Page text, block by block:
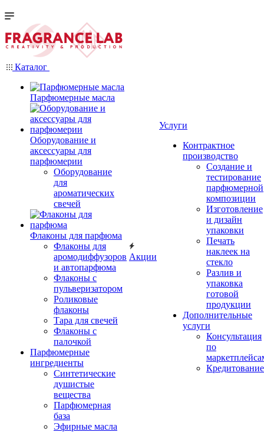
Каталог
Парфюмерные масла
Оборудование и
аксессуары для
парфюмерии
Оборудование
для
ароматических
свечей
Флаконы для парфюма
Флаконы для
аромодиффузоров
и автопарфюма
Флаконы с
пульверизатором
Роликовые
флаконы
Тара для свечей
Флаконы с
палочкой
Парфюмерные
ингредиенты
Синтетические
душистые
вещества
Парфюмерная
база
Эфирные масла
Акции
Услуги
Контрактное
производство
Создание и
тестирование
парфюмерной
композиции
Изготовление
и дизайн
упаковки
Печать
наклеек на
стекло
Разлив и
упаковка
готовой
продукции
Дополнительные
услуги
Консультация
по
Кредитование